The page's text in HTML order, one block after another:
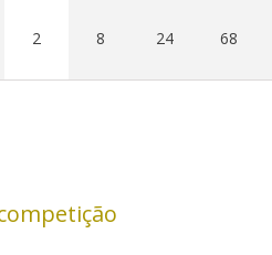
2 8 24 68